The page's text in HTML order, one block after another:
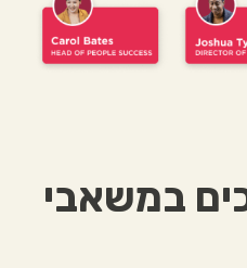
במשאבי